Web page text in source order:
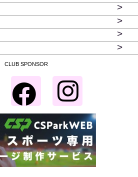
>
>
>
>
CLUB SPONSOR